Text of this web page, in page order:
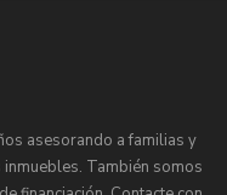
asesorando a familias y
También somos